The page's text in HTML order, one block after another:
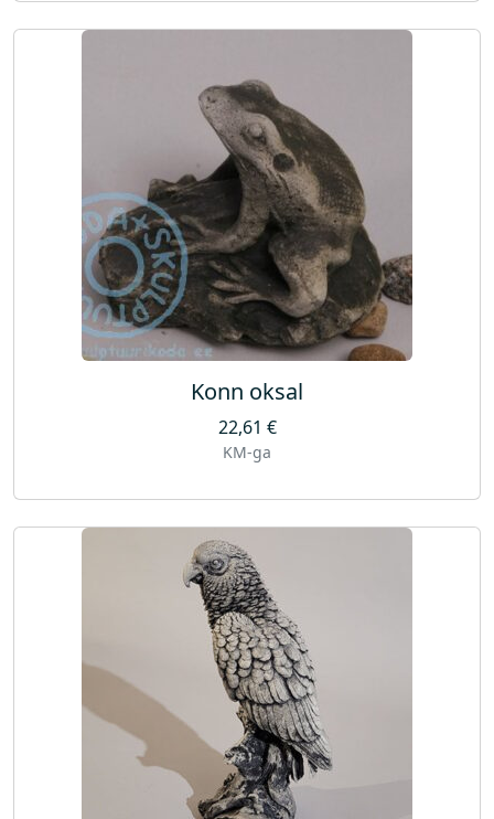
Konn oksal
22,61 €
KM-ga